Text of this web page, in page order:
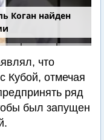
Коган найден
что
Кубой, отмечая
ряд
был запущен